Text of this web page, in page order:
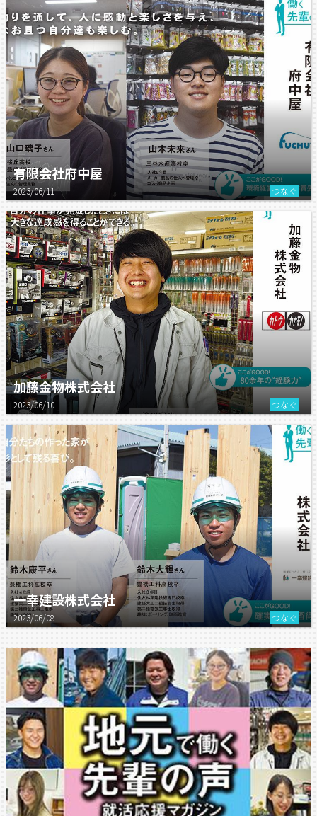
有限会社府中屋
2023/06/11 つなぐ
加藤金物株式会社
2023/06/10 つなぐ
一幸建設株式会社
2023/06/08 つなぐ